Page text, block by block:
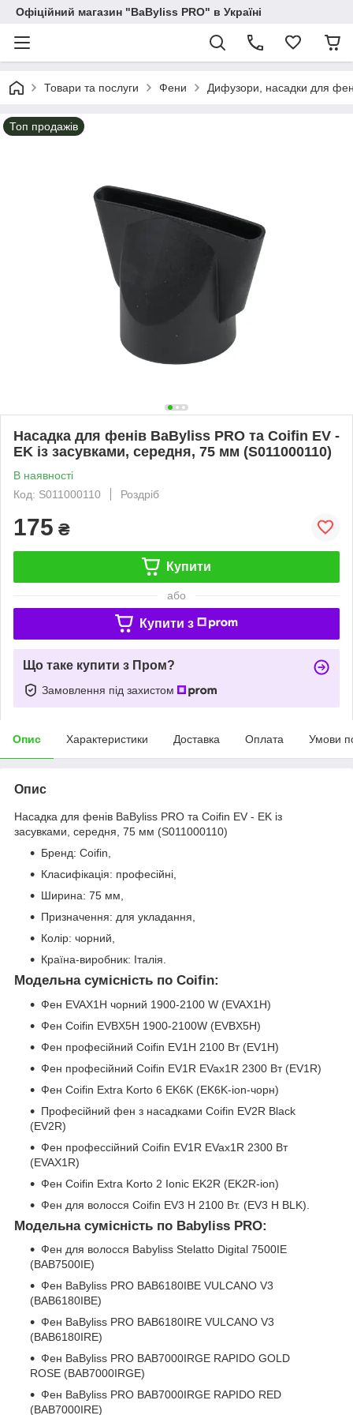
Офіційний магазин "BaByliss PRO" в Україні
Товари та послуги Фени Дифузори, насадки для
Топ продажів
Насадка для фенів BaByliss PRO та Coifin EV -
EK із засувками, середня, 75 мм (S011000110)
В наявності
Код: S011000110
Роздріб
175 ₴
Купити
або
Купити з
Що таке купити з Пром?
Замовлення під захистом
Опис Характеристики Доставка Оплата Умови
Опис
Насадка для фенів BaByliss PRO та Coifin EV - EK із
засувками, середня, 75 мм (S011000110)
Бренд: Coifin,
Класифікація: професійні,
Ширина: 75 мм,
Призначення: для укладання,
Колір: чорний,
Країна-виробник: Італія.
Модельна сумісність по Coifin:
Фен EVAX1H чорний 1900-2100 W (EVAX1H)
Фен Coifin EVBX5H 1900-2100W (EVBX5H)
Фен професійний Coifin EV1H 2100 Вт (EV1H)
Фен професійний Coifin EV1R EVax1R 2300 Вт (EV1R)
Фен Coifin Extra Korto 6 EK6K (EK6K-ion-чорн)
Професійний фен з насадками Coifin EV2R Black
(EV2R)
Фен профессійний Coifin EV1R EVax1R 2300 Вт
(EVAX1R)
Фен Coifin Extra Korto 2 Ionic EK2R (EK2R-ion)
Фен для волосся Coifin EV3 H 2100 Вт. (EV3 H BLK).
Модельна сумісність по Babyliss PRO:
Фен для волосся Babyliss Stelatto Digital 7500IE
(BAB7500IE)
Фен BaByliss PRO BAB6180IBE VULCANO V3
(BAB6180IBE)
Фен BaByliss PRO BAB6180IRE VULCANO V3
(BAB6180IRE)
Фен BaByliss PRO BAB7000IRGE RAPIDO GOLD
ROSE (BAB7000IRGE)
Фен BaByliss PRO BAB7000IRGE RAPIDO RED
(BAB7000IRE)